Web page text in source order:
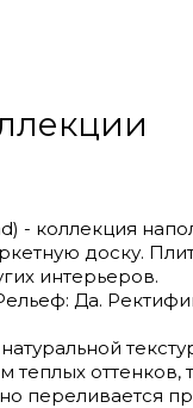
- коллекция
доску.
интерьеров.
Да.
теплых оттенков,
переливается